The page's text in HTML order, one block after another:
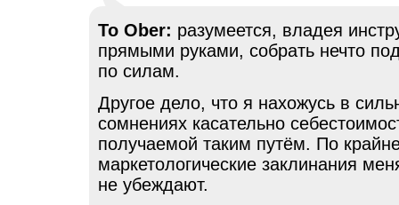
To Ober: разумеется, владея
прямыми руками, собрать нечто
по силам.
Другое дело, что я нахожусь в
сомнениях касательно
получаемой таким путём. По
маркетологические заклинания
не убеждают.